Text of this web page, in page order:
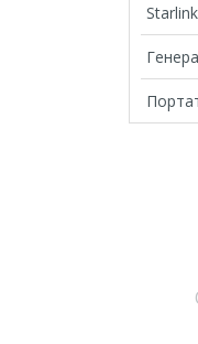
Starlink